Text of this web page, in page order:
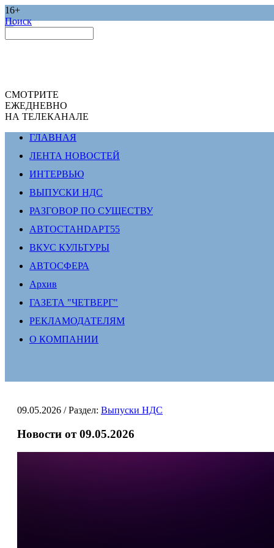
16+
Поиск
СМОТРИТЕ
ЕЖЕДНЕВНО
НА ТЕЛЕКАНАЛЕ
ГЛАВНАЯ
ЛЕНТА НОВОСТЕЙ
ИНТЕРВЬЮ
ВЫПУСКИ НДС
РАЗГОВОР ПО СУЩЕСТВУ
АВТОСТАНDАРТ55
ВКУС КУЛЬТУРЫ
АВТОСФЕРА
Архив
ГАЗЕТА "ЧЕТВЕРГ"
РЕКЛАМОДАТЕЛЯМ
О КОМПАНИИ
09.05.2026 / Раздел: Выпуски НДС
Новости от 09.05.2026